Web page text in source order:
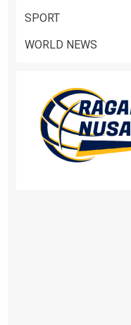
SPORT
WORLD NEWS